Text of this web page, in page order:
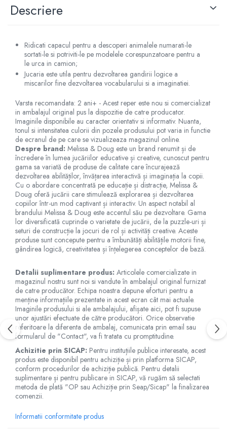
Jucarii de motricitate
Puzzle-uri
Puzzle clasic
Puzzle incastru
Puzzle de podea
IQ puzzle
Jucarii bebelusi
Jucarii de baie
Zornaitoare
Jucarii dentitie
Jucarii senzoriale
Jucarii motrice pentru bebelusi
Saltele de activitati pentru bebe
Jucarii de sortat
Jucarii muzicale bebelusi
Puzzle bebelusi
Descriere
Ridicati capacul pentru a descoperi animalele numarati-le
sortati-le si potriviti-le pe modelele corespunzatoare pentru a
le urca in camion;
Jucaria este utila pentru dezvoltarea gandirii logice a
miscarilor fine dezvoltarea vocabularului si a imaginatiei.
Varsta recomandata: 2 ani+ - Acest reper este nou si comercializat
in ambalajul original pus la dispozitie de catre producator.
Imaginile disponibile au caracter orientativ si informativ. Nuanta,
tonul si intensitatea culorii din pozele produsului pot varia in functie
de ecranul de pe care se vizualizeaza magazinul online.
Despre brand: Melissa & Doug este un brand renumit și de
încredere în lumea jucăriilor educative și creative, cunoscut pentru
gama sa variată de produse de calitate care încurajează
dezvoltarea abilităților, învățarea interactivă și imaginația la copii.
Cu o abordare concentrată pe educație și distracție, Melissa &
Doug oferă jucării care stimulează explorarea și dezvoltarea
copiilor într-un mod captivant și interactiv. Un aspect notabil al
brandului Melissa & Doug este accentul său pe dezvoltare. Gama
lor diversificată cuprinde o varietate de jucării, de la puzzle-uri și
seturi de construcție la jocuri de rol și activități creative. Aceste
produse sunt concepute pentru a îmbunătăți abilitățile motorii fine,
gândirea logică, creativitatea și înțelegerea conceptelor de bază.
Detalii suplimentare produs: Articolele comercializate in
magazinul nostru sunt noi si vandute în ambalajul original furnizat
de catre producător. Echipa noastra depune eforturi pentru a
menține informațiile prezentate in acest ecran cât mai actuale.
Imaginile produsului si ale ambalajului, afișate aici, pot fi supuse
unor ajustări efectuate de către producători. Orice observatie
referitoare la diferenta de ambalaj, comunicata prin email sau
formularul de "Contact", va fi tratata cu promptitudine.
Achizitie prin SICAP: Pentru instituțiile publice interesate, acest
produs este disponibil pentru achiziție și prin platforma SICAP,
conform procedurilor de achiziție publică. Pentru detalii
suplimentare și pentru publicare in SICAP, vă rugăm să selectati
metoda de plată "OP sau Achiziție prin Seap/Sicap" la finalizarea
comenzii.
Informatii conformitate produs